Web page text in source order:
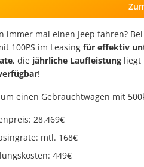
immer mal einen Jeep fahren?
100PS im Leasing für effektiv
, die jährliche Laufleistung liegt
!
einen Gebrauchtwagen mit
28.469€
mtl. 168€
449€